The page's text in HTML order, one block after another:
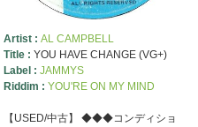
Artist : AL CAMPBELL
Title : YOU HAVE CHANGE (VG+)
Label : JAMMYS
Riddim : YOU'RE ON MY MIND
【USED/中古】 ◆◆◆コンディショ